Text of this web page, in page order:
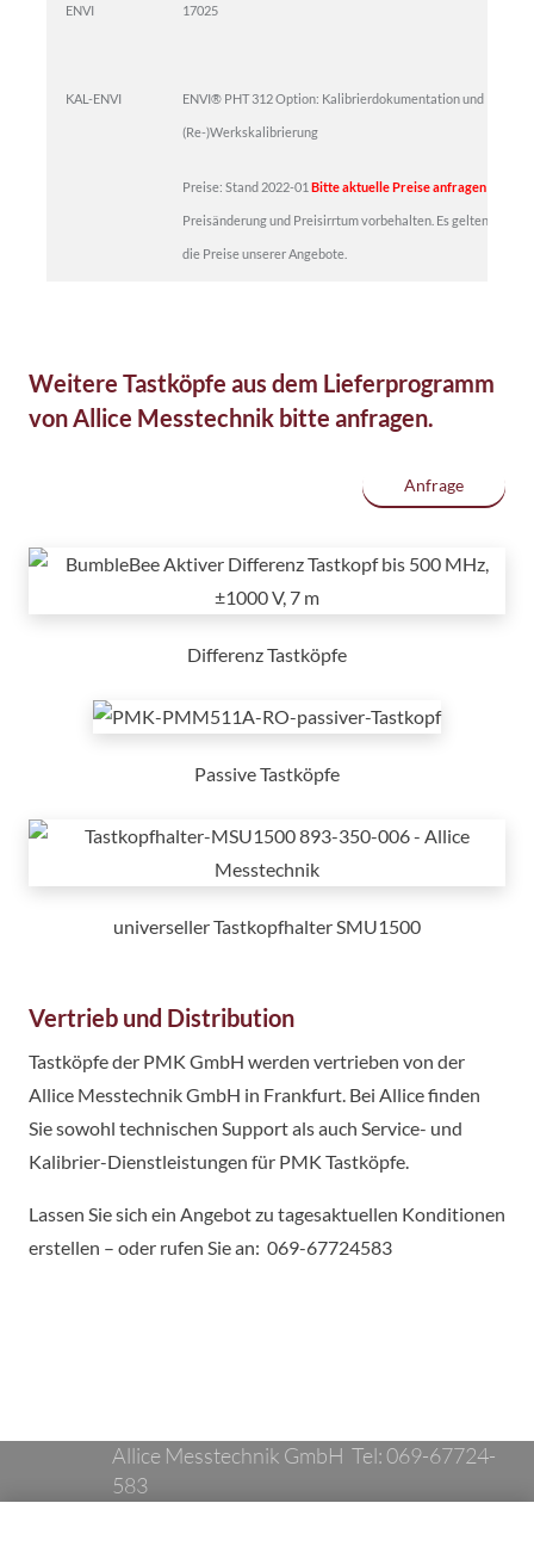
ENVI 17025
KAL-ENVI ENVI® PHT 312 Option: Kalibrierdokumentation und
(Re-)Werkskalibrierung
Preise: Stand 2022-01 Bitte aktuelle Preise anfragen
Preisänderung und Preisirrtum vorbehalten. Es gelten
die Preise unserer Angebote.
Weitere Tastköpfe aus dem Lieferprogramm
von Allice Messtechnik bitte anfragen.
Anfrage
Differenz Tastköpfe
Passive Tastköpfe
universeller Tastkopfhalter SMU1500
Vertrieb und Distribution
Tastköpfe der PMK GmbH werden vertrieben von der
Allice Messtechnik GmbH in Frankfurt. Bei Allice finden
Sie sowohl technischen Support als auch Service- und
Kalibrier-Dienstleistungen für PMK Tastköpfe.
Lassen Sie sich ein Angebot zu tagesaktuellen Konditionen
erstellen – oder rufen Sie an: 069-67724583
Allice Messtechnik GmbH Tel: 069-67724-
583